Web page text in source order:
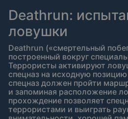
Deathrun:
ловушки
Deathrun («смертельный
построенный вокруг
Террористы активируют
спецназ на исходную
спецназ должен пройти
и запоминая расположение
прохождение позволяет
террористами и выиграть